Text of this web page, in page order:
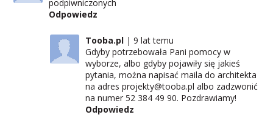
podpiwniczonych
Odpowiedz
Tooba.pl
9 lat temu
Gdyby potrzebowała Pani pomocy w
wyborze, albo gdyby pojawiły się jakieś
pytania, można napisać maila do architekta
na adres projekty@tooba.pl albo zadzwonić
na numer 52 384 49 90. Pozdrawiamy!
Odpowiedz